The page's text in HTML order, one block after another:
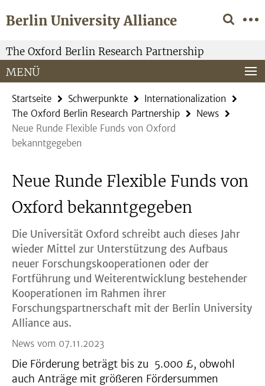
direkt
Inhalt
Berlin University Alliance
Service-
Navigation
The Oxford Berlin Research Partnership
MENÜ
Startseite Schwerpunkte
Internationalization
The Oxford Berlin Research Partnership
News
Neue Runde Flexible Funds von Oxford
bekanntgegeben
Neue Runde Flexible Funds von
Oxford bekanntgegeben
Die Universität Oxford schreibt auch dieses Jahr
wieder Mittel zur Unterstützung des Aufbaus
neuer Forschungskooperationen oder der
Fortführung und Weiterentwicklung bestehender
Kooperationen im Rahmen ihrer
Forschungspartnerschaft mit der Berlin University
Alliance aus.
News vom 07.11.2023
Die Förderung beträgt bis zu 5.000 £, obwohl
auch Anträge mit größeren Fördersummen